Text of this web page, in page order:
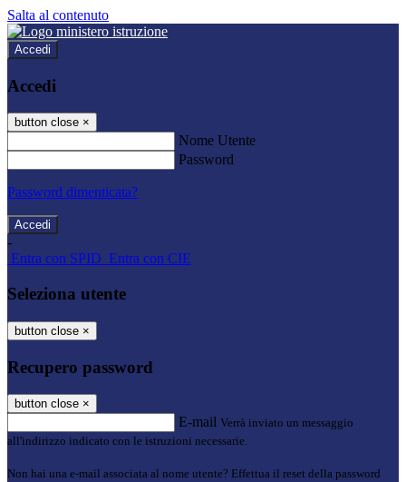
Salta al contenuto
Accedi
Accedi
button close ×
Nome Utente
Password
Password dimenticata?
-
Entra con SPID Entra con CIE
Seleziona utente
button close ×
Recupero password
button close ×
E-mail Verrà inviato un messaggio
all'indirizzo indicato con le istruzioni necessarie.
Non hai una e-mail associata al nome utente? Effettua il reset della password